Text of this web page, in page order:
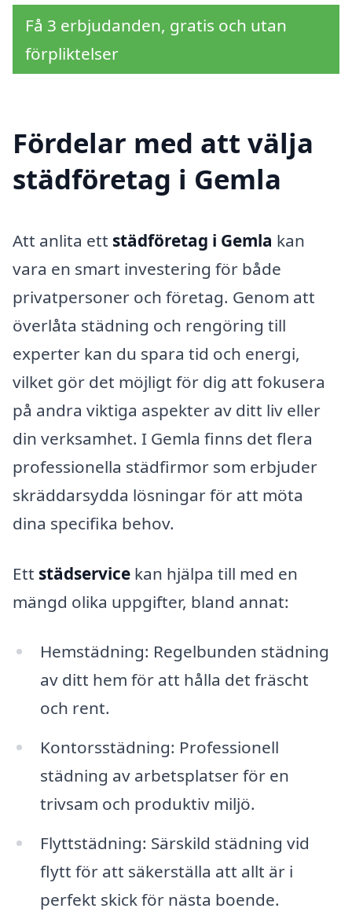
Få 3 erbjudanden, gratis och utan
förpliktelser
Fördelar med att välja
städföretag i Gemla
Att anlita ett städföretag i Gemla kan
vara en smart investering för både
privatpersoner och företag. Genom att
överlåta städning och rengöring till
experter kan du spara tid och energi,
vilket gör det möjligt för dig att fokusera
på andra viktiga aspekter av ditt liv eller
din verksamhet. I Gemla finns det flera
professionella städfirmor som erbjuder
skräddarsydda lösningar för att möta
dina specifika behov.
Ett städservice kan hjälpa till med en
mängd olika uppgifter, bland annat:
Hemstädning: Regelbunden städning
av ditt hem för att hålla det fräscht
och rent.
Kontorsstädning: Professionell
städning av arbetsplatser för en
trivsam och produktiv miljö.
Flyttstädning: Särskild städning vid
flytt för att säkerställa att allt är i
perfekt skick för nästa boende.